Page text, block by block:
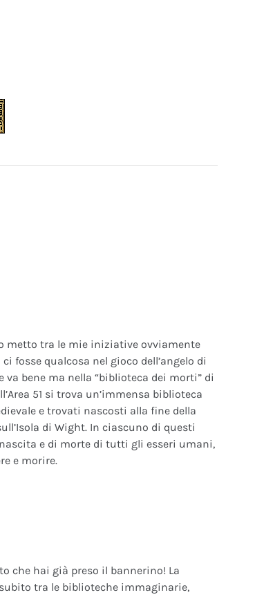
metto tra le mie iniziative ovviamente
fosse qualcosa nel gioco dell’angelo di
bene ma nella “biblioteca dei morti” di
51 si trova un’immensa biblioteca
e trovati nascosti alla fine della
di Wight. In ciascuno di questi
e di morte di tutti gli esseri umani,
e morire.
che hai già preso il bannerino! La
tra le biblioteche immaginarie,